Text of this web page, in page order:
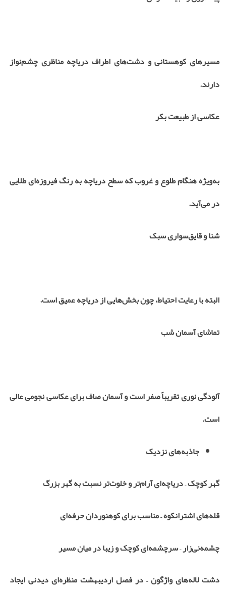
مسیرهای کوهستانی و دشت‌های اطراف دریاچه مناظری چشم‌نواز
دارند.
عکاسی از طبیعت بکر
به‌ویژه هنگام طلوع و غروب که سطح دریاچه به رنگ فیروزه‌ای طلایی
در می‌آید.
شنا و قایق‌سواری سبک
البته با رعایت احتیاط، چون بخش‌هایی از دریاچه عمیق است.
تماشای آسمان شب
آلودگی نوری تقریباً صفر است و آسمان صاف برای عکاسی نجومی عالی
است.
جاذبه‌های نزدیک
گهر کوچک – دریاچه‌ای آرام‌تر و خلوت‌تر نسبت به گهر بزرگ
قله‌های اشترانکوه – مناسب برای کوهنوردان حرفه‌ای
چشمه‌نی‌زار – سرچشمه‌ای کوچک و زیبا در میان مسیر
دشت لاله‌های واژگون – در فصل اردیبهشت منظره‌ای دیدنی ایجاد